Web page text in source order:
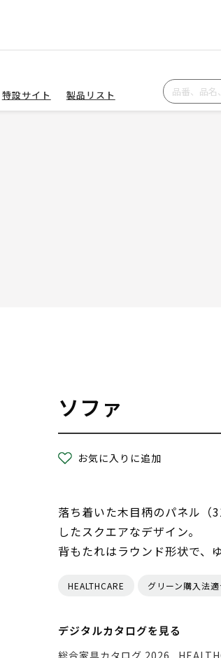
特設サイト 製品リスト
ソファ
お気に入りに追加
落ち着いた木目柄のパネル（
したスクエアなデザイン。
背もたれはラウンド形状で、
HEALTHCARE グリーン購入法
デジタルカタログを見る
総合家具カタログ 2026